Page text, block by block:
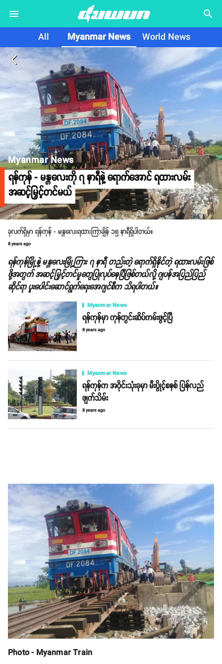
search
All Myanmar News World News
arrow_back_ios
Myanmar News
ရန်ကုန် - မန္တလေးကို ၇ နာရီနဲ့ ရောက်အောင် ရထားလမ်း
အဆင့်မြှင့်တင်မယ်
ခုလက်ရှိမှာ ရန်ကုန် - မန္တလေးရထားကြာချိန် ၁၅ နာရီရှိပါတယ်။
8 years ago
ရန်ကုန်မြို့နဲ့ မန္တလေးမြို့ကြား ၇ နာရီ တည်းတဲ့ ရောက်ရှိနိုင်တဲ့ ရထားလမ်းဖြစ်
ဖို့အတွက် အဆင့်မြှင့်တင်မှုတွေပြုလုပ်နေပြီဖြစ်တယ်လို့ ဂျပန်အပြည်ပြည်
ဆိုင်ရာ ပူးပေါင်းဆောင်ရွက်ရေးအေဂျင်စီက သိရပါတယ်။
Myanmar News
ရန်ကုန်မှာ ကုန်တွင်းဆိပ်ကမ်းဖွင့်ပြီ
8 years ago
Myanmar News
ရန်ကုန်က အဝိုင်းသုံးခုမှာ မီးပွိုင့်စနစ် ပြန်လည်
ဖျက်သိမ်း
8 years ago
Photo - Myanmar Train